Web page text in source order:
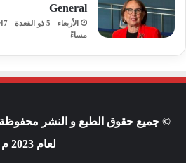
General
مساءً
© جميع حقوق الطبع و النشر محفوظة
لعام 2023 م